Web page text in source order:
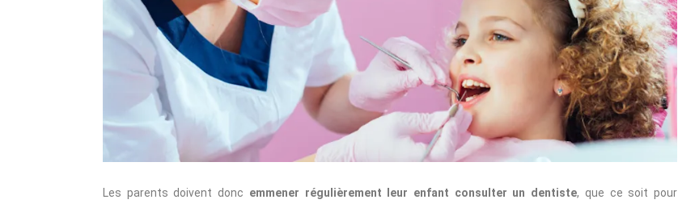
Les parents doivent donc emmener régulièrement leur enfant consulter un dentiste, que ce soit pour